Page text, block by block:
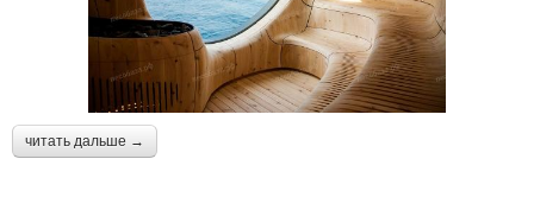
читать дальше →